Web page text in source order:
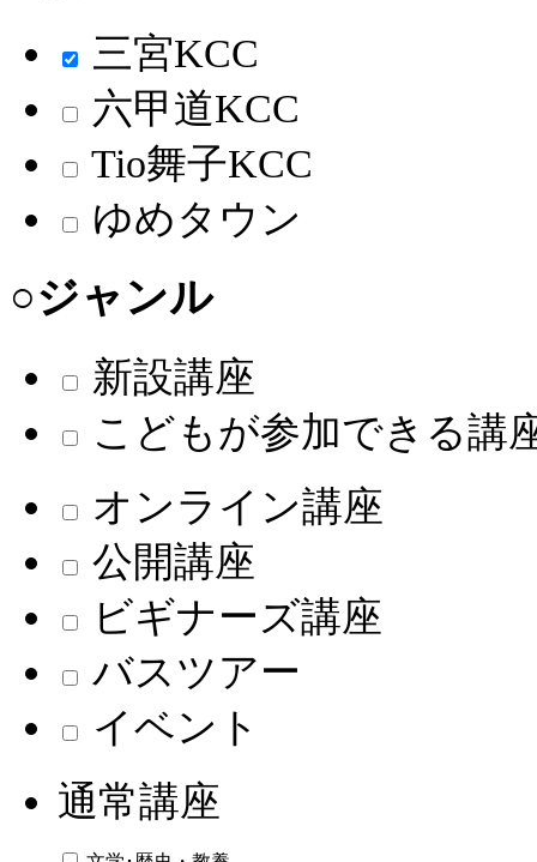
三宮KCC
六甲道KCC
Tio舞子KCC
ゆめタウン
○ジャンル
新設講座
こどもが参加できる講
オンライン講座
公開講座
ビギナーズ講座
バスツアー
イベント
通常講座